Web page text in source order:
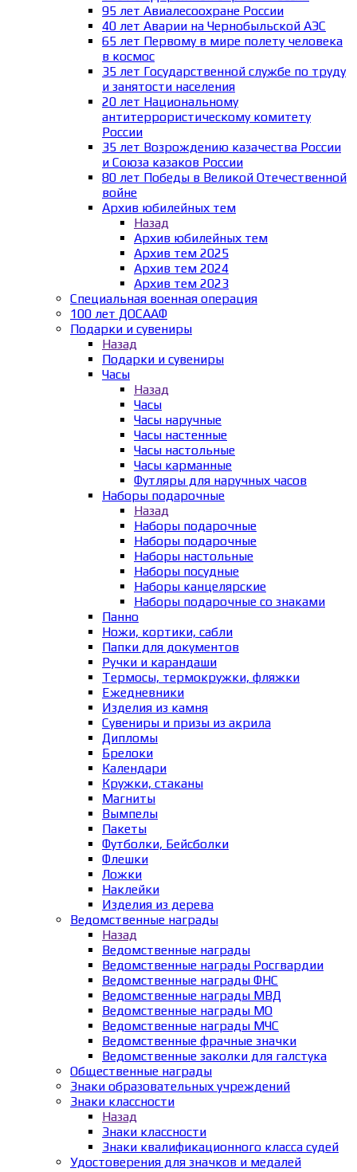
95 лет Авиалесоохране России
40 лет Аварии на Чернобыльской АЭС
65 лет Первому в мире полету человека
в космос
35 лет Государственной службе по труду
и занятости населения
20 лет Национальному
антитеррористическому комитету
России
35 лет Возрождению казачества России
и Союза казаков России
80 лет Победы в Великой Отечественной
войне
Архив юбилейных тем
Назад
Архив юбилейных тем
Архив тем 2025
Архив тем 2024
Архив тем 2023
Специальная военная операция
100 лет ДОСААФ
Подарки и сувениры
Назад
Подарки и сувениры
Часы
Назад
Часы
Часы наручные
Часы настенные
Часы настольные
Часы карманные
Футляры для наручных часов
Наборы подарочные
Назад
Наборы подарочные
Наборы подарочные
Наборы настольные
Наборы посудные
Наборы канцелярские
Наборы подарочные со знаками
Панно
Ножи, кортики, сабли
Папки для документов
Ручки и карандаши
Термосы, термокружки, фляжки
Ежедневники
Изделия из камня
Сувениры и призы из акрила
Дипломы
Брелоки
Календари
Кружки, стаканы
Магниты
Вымпелы
Пакеты
Футболки, Бейсболки
Флешки
Ложки
Наклейки
Изделия из дерева
Ведомственные награды
Назад
Ведомственные награды
Ведомственные награды Росгвардии
Ведомственные награды ФНС
Ведомственные награды МВД
Ведомственные награды МО
Ведомственные награды МЧС
Ведомственные фрачные значки
Ведомственные заколки для галстука
Общественные награды
Знаки образовательных учреждений
Знаки классности
Назад
Знаки классности
Знаки квалификационного класса судей
Удостоверения для значков и медалей